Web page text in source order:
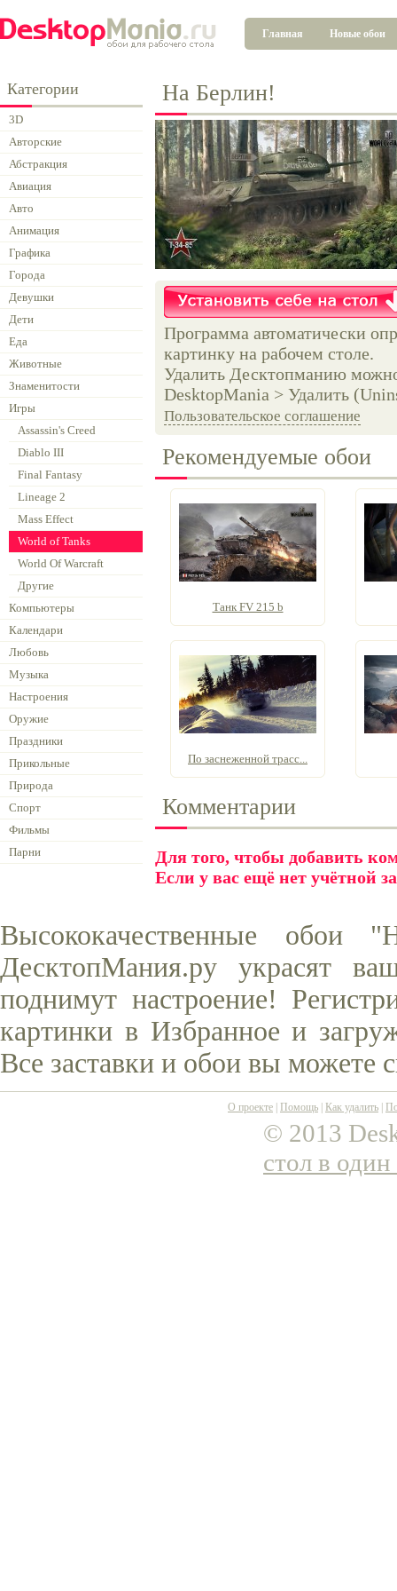
Главная Новые обои
Категории
3D
Авторские
Абстракция
Авиация
Авто
Анимация
Графика
Города
Девушки
Дети
Еда
Животные
Знаменитости
Игры
Assassin's Creed
Diablo III
Final Fantasy
Lineage 2
Mass Effect
World of Tanks
World Of Warcraft
Другие
Компьютеры
Календари
Любовь
Музыка
Настроения
Оружие
Праздники
Прикольные
Природа
Спорт
Фильмы
Парни
На Берлин!
Программа автоматически
картинку на рабочем столе.
Удалить Десктопманию
DesktopMania > Удалить
Пользовательское соглашение
Рекомендуемые обои
Танк FV 215 b
По заснеженной трасс...
Комментарии
Для того, чтобы добавить
Если у вас ещё нет учётной
Высококачественные
ДесктопМания.ру украсят
поднимут настроение!
картинки в Избранное и
Все заставки и обои вы можете
О проекте Помощь Как удалить
© 2013
стол в